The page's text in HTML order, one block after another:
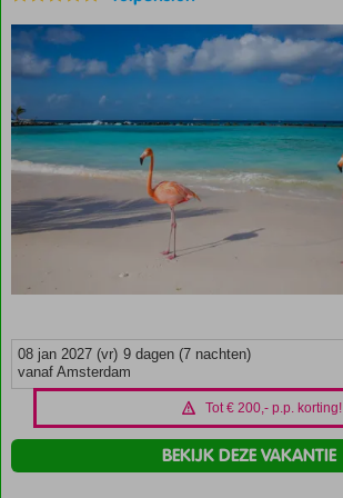
08 jan 2027 (vr) 9 dagen (7 nachten)
vanaf Amsterdam
Tot € 200,- p.p. korting!
BEKIJK DEZE VAKANTIE